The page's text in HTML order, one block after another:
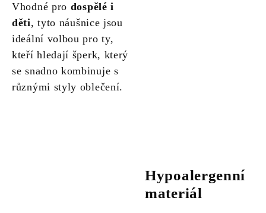
Vhodné pro dospělé i
děti, tyto náušnice jsou
ideální volbou pro ty,
kteří hledají šperk, který
se snadno kombinuje s
různými styly oblečení.
Hypoalergenní
materiál